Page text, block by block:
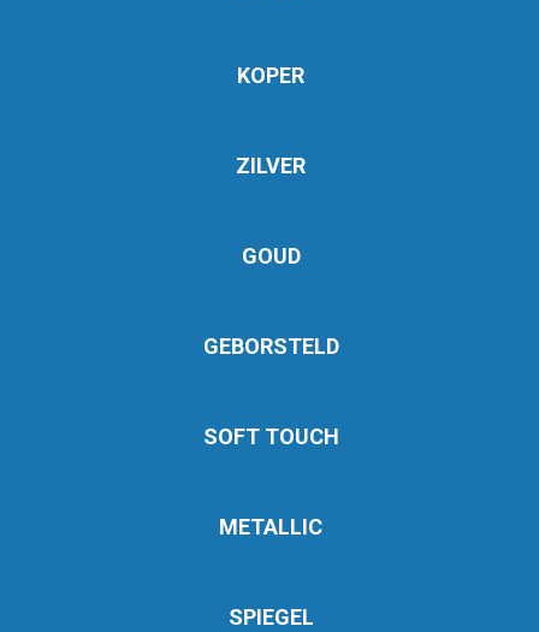
KOPER
ZILVER
GOUD
GEBORSTELD
SOFT TOUCH
METALLIC
SPIEGEL